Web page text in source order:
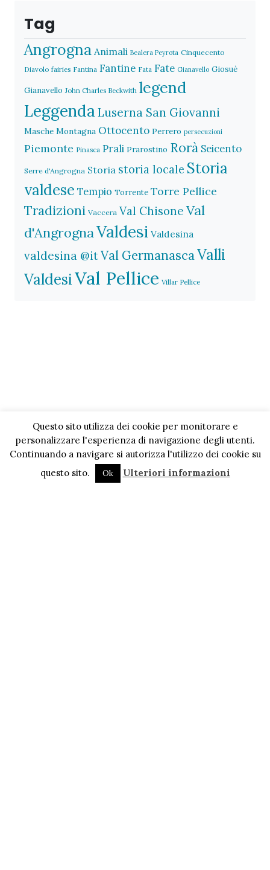
Tag
Angrogna Animali Bealera Peyrota Cinquecento
Diavolo fairies Fantina Fantine Fata Fate Gianavello Giosuè
Gianavello John Charles Beckwith legend
Leggenda Luserna San Giovanni
Masche Montagna Ottocento Perrero persecuzioni
Piemonte Pinasca Prali Prarostino Rorà Seicento
Serre d'Angrogna Storia storia locale Storia
valdese Tempio Torrente Torre Pellice
Tradizioni Vaccera Val Chisone Val
d'AngrognaValdesi Valdesina
valdesina @itVal GermanascaValli
ValdesiVal Pellice Villar Pellice
Questo sito utilizza dei cookie per monitorare e
personalizzare l'esperienza di navigazione degli utenti.
Continuando a navigare si autorizza l'utilizzo dei cookie su
questo sito.
Ok Ulteriori informazioni